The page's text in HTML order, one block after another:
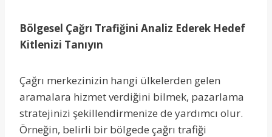
Bölgesel Çağrı Trafiğini Analiz Ederek Hedef
Kitlenizi Tanıyın
Çağrı merkezinizin hangi ülkelerden gelen
aramalara hizmet verdiğini bilmek, pazarlama
stratejinizi şekillendirmenize de yardımcı olur.
Örneğin, belirli bir bölgede çağrı trafiği